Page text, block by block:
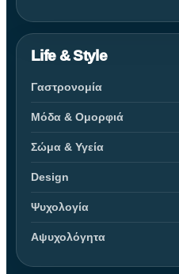
Life & Style
Γαστρονομία
Μόδα & Ομορφιά
Σώμα & Υγεία
Design
Ψυχολογία
Αψυχολόγητα